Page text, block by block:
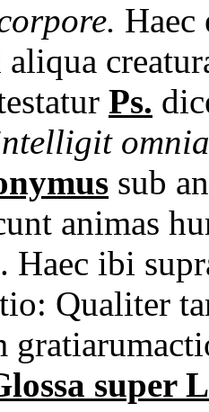
Haec
Ps.
sub
animas
Haec ibi
Qualiter
super